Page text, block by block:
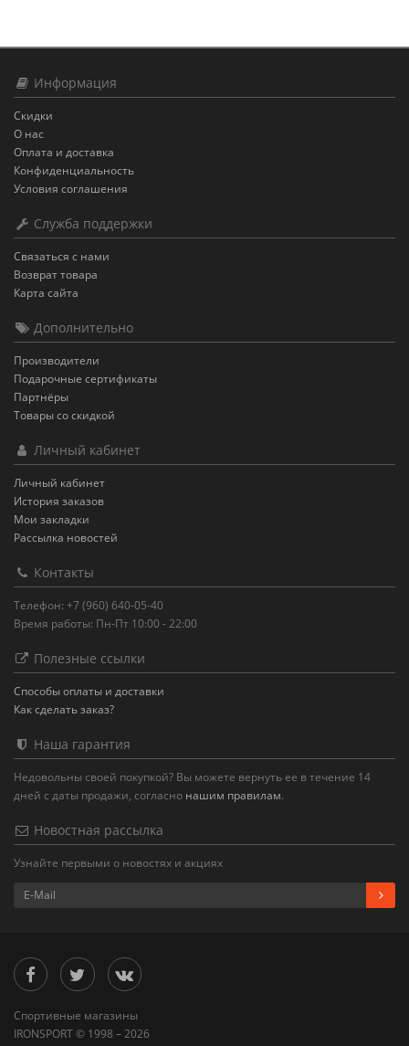
Информация
Скидки
О нас
Оплата и доставка
Конфиденциальность
Условия соглашения
Служба поддержки
Связаться с нами
Возврат товара
Карта сайта
Дополнительно
Производители
Подарочные сертификаты
Партнёры
Товары со скидкой
Личный кабинет
Личный кабинет
История заказов
Мои закладки
Рассылка новостей
Контакты
Телефон: +7 (960) 640-05-40
Время работы: Пн-Пт 10:00 - 22:00
Полезные ссылки
Способы оплаты и доставки
Как сделать заказ?
Наша гарантия
Недовольны своей покупкой? Вы можете вернуть ее в течение 14
дней с даты продажи, согласно нашим правилам.
Новостная рассылка
Узнайте первыми о новостях и акциях
Спортивные магазины
IRONSPORT © 1998 – 2026